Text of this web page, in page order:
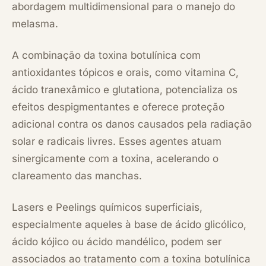
abordagem multidimensional para o manejo do
melasma.
A combinação da toxina botulínica com
antioxidantes tópicos e orais, como vitamina C,
ácido tranexâmico e glutationa, potencializa os
efeitos despigmentantes e oferece proteção
adicional contra os danos causados pela radiação
solar e radicais livres. Esses agentes atuam
sinergicamente com a toxina, acelerando o
clareamento das manchas.
Lasers e Peelings químicos superficiais,
especialmente aqueles à base de ácido glicólico,
ácido kójico ou ácido mandélico, podem ser
associados ao tratamento com a toxina botulínica